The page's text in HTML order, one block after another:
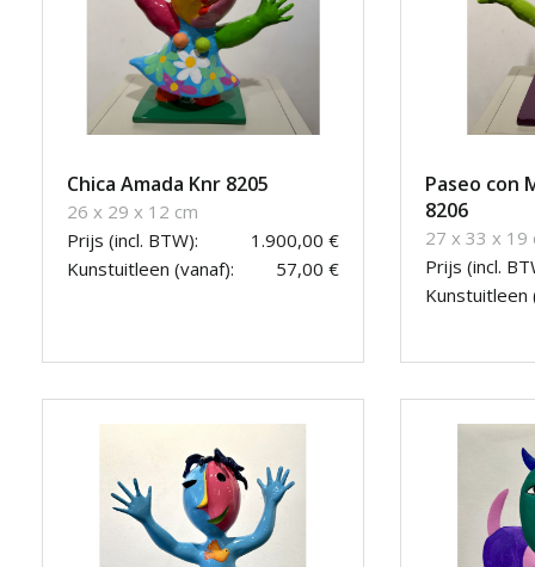
Chica Amada Knr 8205
26 x 29 x 12 cm
Prijs (incl. BTW):
1.900,00 €
Kunstuitleen (vanaf):
57,00 €
Paseo con
8206
27 x 33 x 19
Prijs (incl.
Kunstuitleen